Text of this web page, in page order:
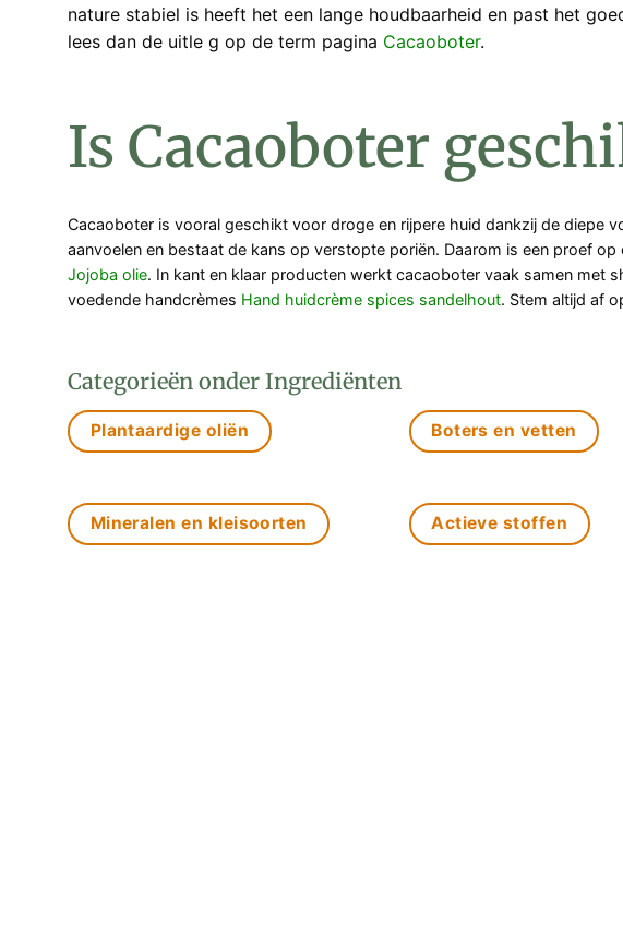
nature stabiel is heeft het een lange houdbaarheid en past het
lees dan de uitle g op de term pagina Cacaoboter.
Is Cacaoboter
Cacaoboter is vooral geschikt voor droge en rijpere huid dankzij de diepe
aanvoelen en bestaat de kans op verstopte poriën. Daarom is een proef
Jojoba olie. In kant en klaar producten werkt cacaoboter vaak samen met
voedende handcrèmes Hand huidcrème spices sandelhout. Stem altijd af
Categorieën onder Ingrediënten
Plantaardige oliën Boters en vetten
Mineralen en kleisoorten Actieve stoffen